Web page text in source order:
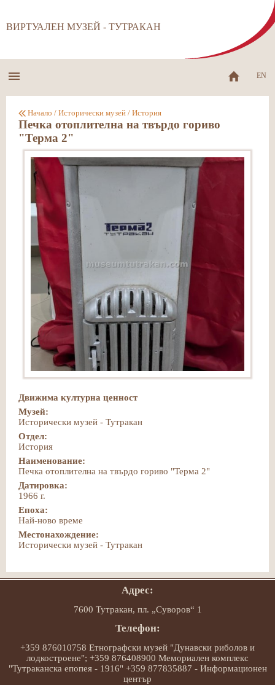
ВИРТУАЛЕН МУЗЕЙ - ТУТРАКАН
EN
Начало / Исторически музей / История
Печка отоплителна на твърдо гориво
"Терма 2"
Движима културна ценност
Музей:
Исторически музей - Тутракан
Отдел:
История
Наименование:
Печка отоплителна на твърдо гориво "Терма 2"
Датировка:
1966 г.
Епоха:
Най-ново време
Местонахождение:
Исторически музей - Тутракан
Адрес:
7600 Тутракан, пл. „Суворов“ 1
Телефон:
+359 876010758 Етнографски музей "Дунавски риболов и
лодкостроене"; +359 876408900 Мемориален комплекс
"Тутраканска епопея - 1916" +359 877835887 - Информационен
център